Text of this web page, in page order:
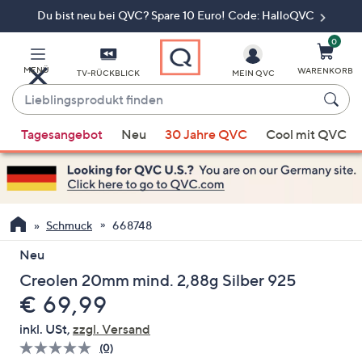
Du bist neu bei QVC? Spare 10 Euro! Code: HalloQVC
MENÜ TV-RÜCKBLICK
Lieblingsprodukt
finden
Vorschläge
verfügbar
sind,
verwenden
Sie
die
Pfeiltasten
nach
oben
nach
unten
MEIN QVC
0
WARENKORB
Tagesangebot Neu 30 Jahre QVC Cool mit QVC
Schmuck 668748
Neu
Creolen 20mm mind. 2,88g Silber 925
Gelöscht
€ 69,99
inkl. USt, zzgl. Versand
Bisher
(0)